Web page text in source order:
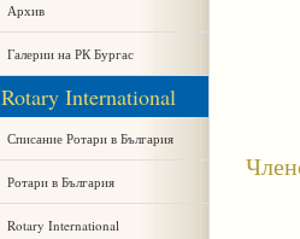
Архив
Галерии на РК Бургас
Rotary International
Списание Ротари в България
Ротари в България
Rotary International